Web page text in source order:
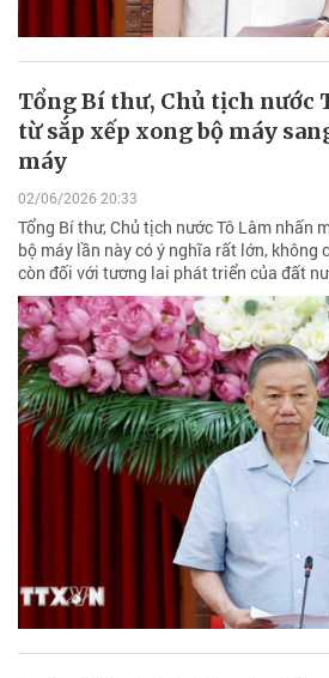
Tổng Bí thư, Chủ tịch nước
từ sắp xếp xong bộ máy
máy
02/06/2026 20:33
Tổng Bí thư, Chủ tịch nước Tô Lâm nhấn
bộ máy lần này có ý nghĩa rất lớn, không
còn đối với tương lai phát triển của đất